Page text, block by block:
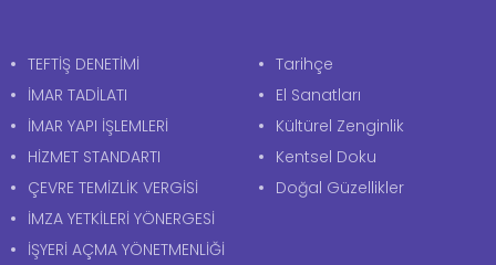
TEFTİŞ DENETİMİ
İMAR TADİLATI
İMAR YAPI İŞLEMLERİ
HİZMET STANDARTI
ÇEVRE TEMİZLİK VERGİSİ
İMZA YETKİLERİ YÖNERGESİ
İŞYERİ AÇMA YÖNETMENLİĞİ
Tarihçe
El Sanatları
Kültürel Zenginlik
Kentsel Doku
Doğal Güzellikler